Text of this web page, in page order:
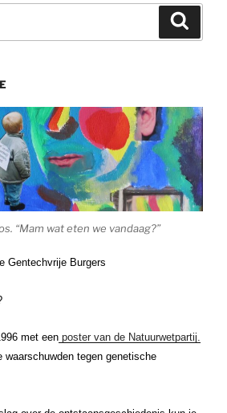
“Mam wat eten we vandaag?”
Gentechvrije Burgers
met een poster van de Natuurwetpartij.
waarschuwden tegen genetische